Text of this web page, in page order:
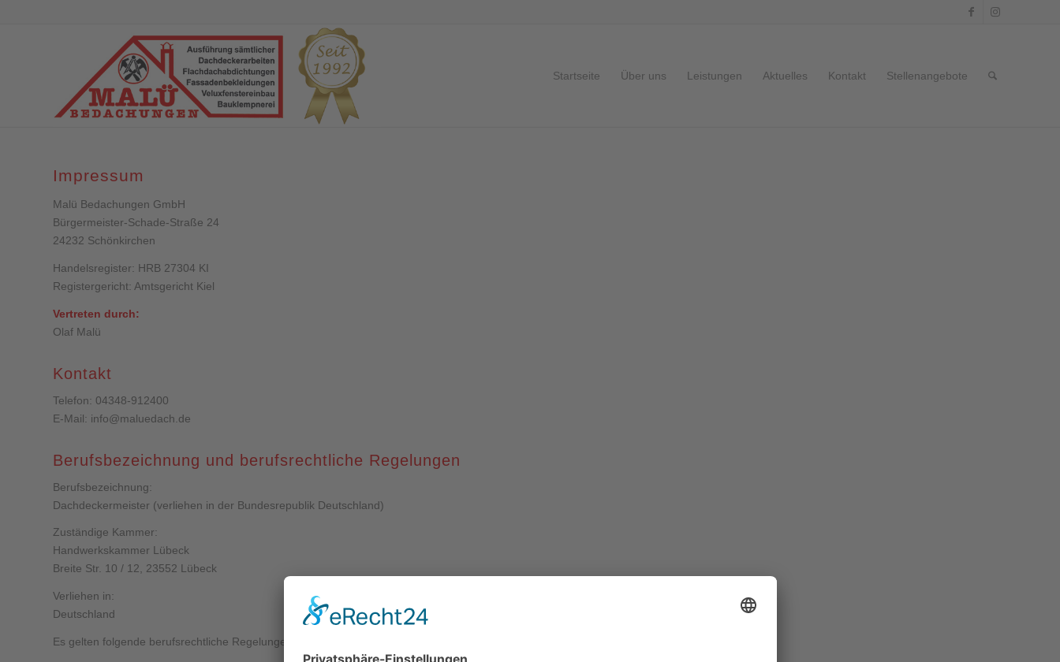
Startseite Über uns Leistungen Aktuelles Kontakt Stellenangebote
Impressum
Malü Bedachungen GmbH
Bürgermeister-Schade-Straße 24
24232 Schönkirchen
Handelsregister: HRB 27304 KI
Registergericht: Amtsgericht Kiel
Vertreten durch:
Olaf Malü
Kontakt
Telefon: 04348-912400
E-Mail: info@maluedach.de
Berufsbezeichnung und berufsrechtliche Regelungen
Berufsbezeichnung:
Dachdeckermeister (verliehen in der Bundesrepublik Deutschland)
Zuständige Kammer:
Handwerkskammer Lübeck
Breite Str. 10 / 12, 23552 Lübeck
Verliehen in:
Deutschland
Es gelten folgende berufsrechtliche Regelungen: